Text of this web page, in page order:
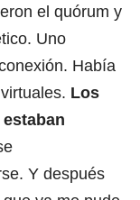
el quórum y
Uno
Había
Los
Y después